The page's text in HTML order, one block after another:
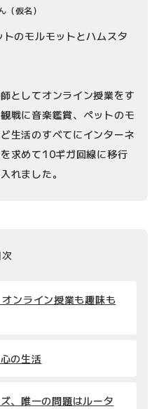
（仮名）
のモルモットとハムスタ
としてオンライン授業をす
戦に音楽鑑賞、ペットのモ
生活のすべてにインターネ
求めて10ギガ回線に移行
れました。
ンライン授業も趣味も
の生活
、唯一の問題はルータ